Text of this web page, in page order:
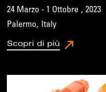
24 Marzo - 1 Ottobre , 2023
Palermo, Italy
Scopri di più